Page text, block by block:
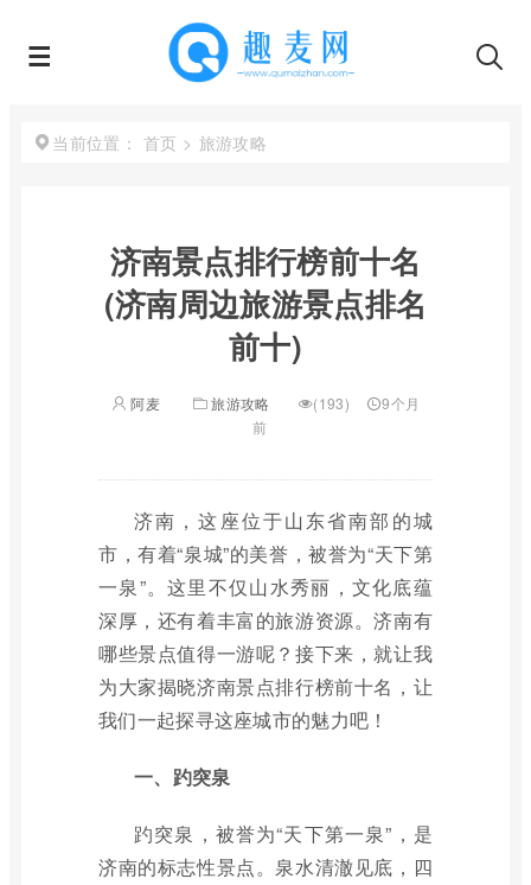
当前位置： 首页 > 旅游攻略
济南景点排行榜前十名
(济南周边旅游景点排名
前十)
阿麦 旅游攻略 (193)
9个月
前
济南，这座位于山东省南部的城
市，有着“泉城”的美誉，被誉为“天下第
一泉”。这里不仅山水秀丽，文化底蕴
深厚，还有着丰富的旅游资源。济南有
哪些景点值得一游呢？接下来，就让我
为大家揭晓济南景点排行榜前十名，让
我们一起探寻这座城市的魅力吧！
一、趵突泉
趵突泉，被誉为“天下第一泉”，是
济南的标志性景点。泉水清澈见底，四